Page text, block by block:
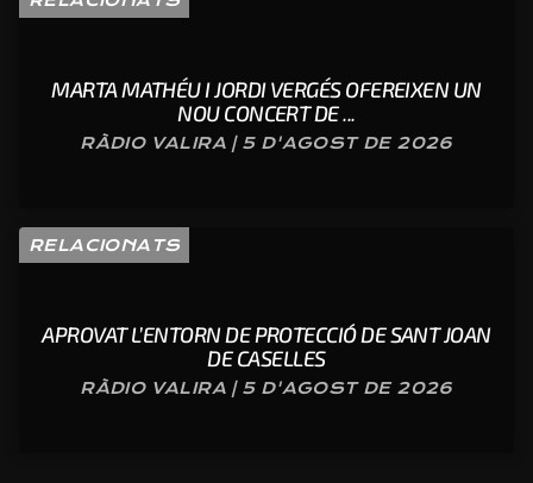
MARTA MATHÉU I JORDI VERGÉS OFEREIXEN UN
NOU CONCERT DE ...
RÀDIO VALIRA | 5 D'AGOST DE 2026
RELACIONATS
APROVAT L’ENTORN DE PROTECCIÓ DE SANT JOAN
DE CASELLES
RÀDIO VALIRA | 5 D'AGOST DE 2026